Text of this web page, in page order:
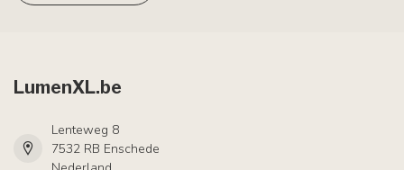
LumenXL.be
Lenteweg 8
7532 RB Enschede